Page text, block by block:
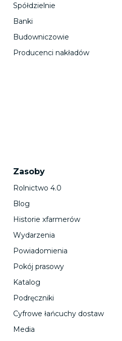
Spółdzielnie
Banki
Budowniczowie
Producenci nakładów
Zasoby
Rolnictwo 4.0
Blog
Historie xfarmerów
Wydarzenia
Powiadomienia
Pokój prasowy
Katalog
Podręczniki
Cyfrowe łańcuchy dostaw
Media